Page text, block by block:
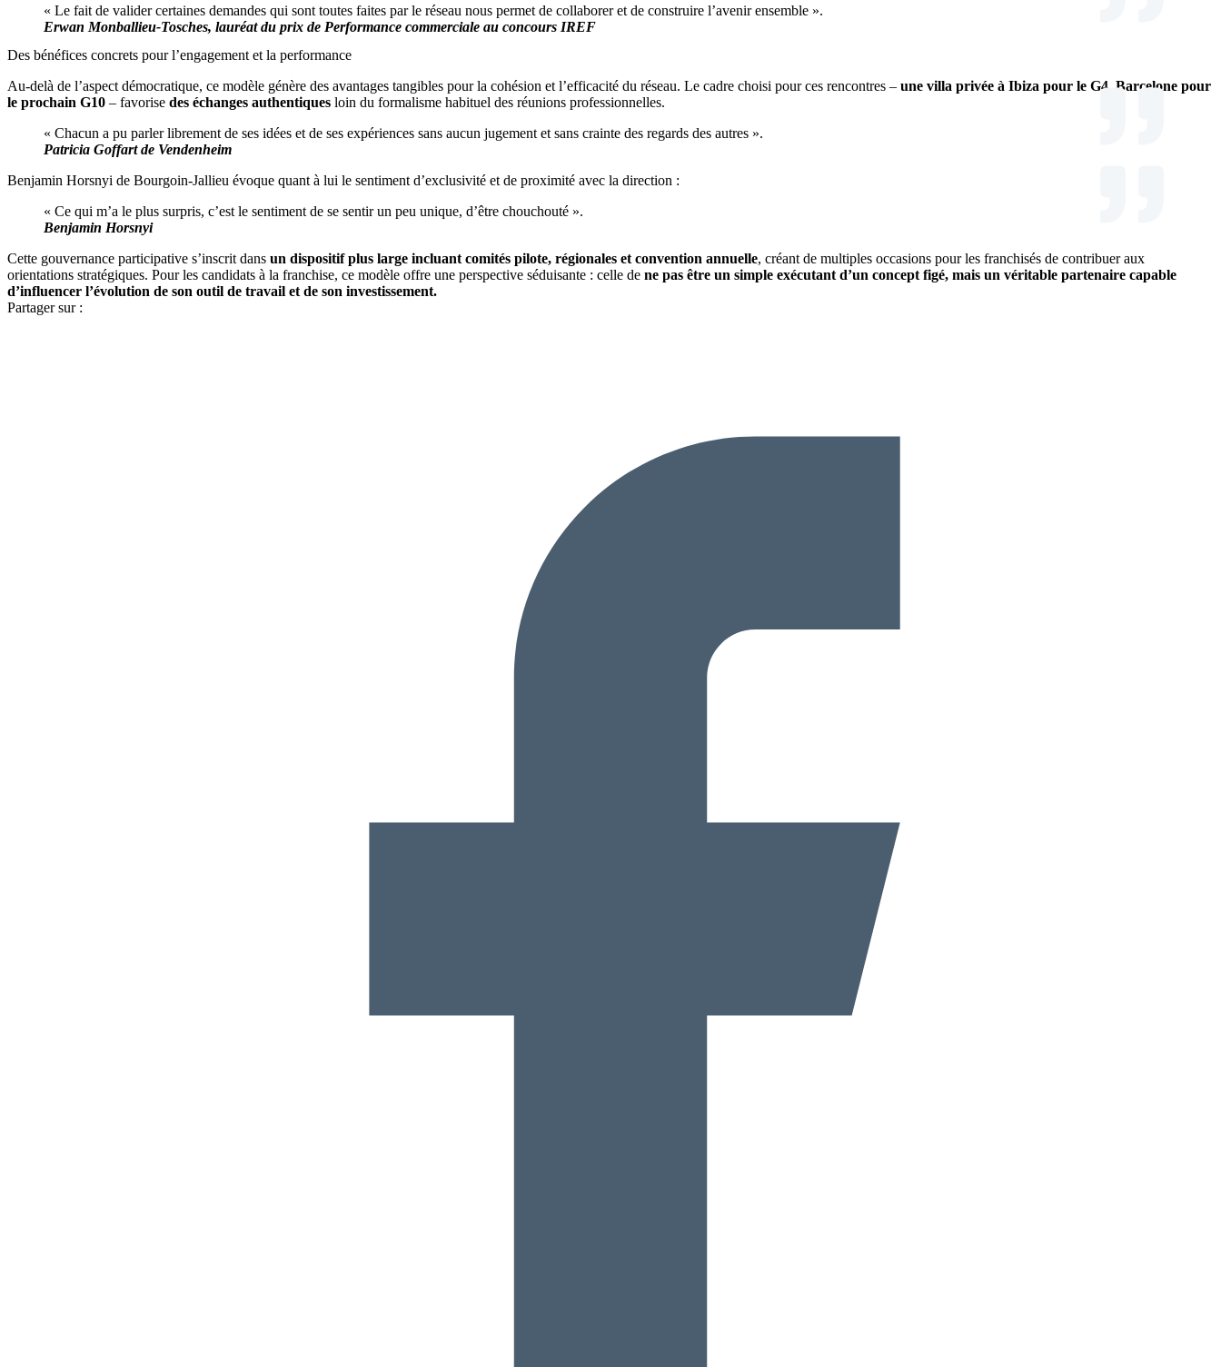
« Le fait de valider certaines demandes qui sont toutes faites par le réseau nous permet de collaborer et de construire l’avenir ensemble ».
Erwan Monballieu-Tosches, lauréat du prix de Performance commerciale au concours IREF
Des bénéfices concrets pour l’engagement et la performance
Au-delà de l’aspect démocratique, ce modèle génère des avantages tangibles pour la cohésion et l’efficacité du réseau. Le cadre choisi pour ces rencontres – une villa privée à Ibiza pour le G4, Barcelone pour
le prochain G10 – favorise des échanges authentiques loin du formalisme habituel des réunions professionnelles.
« Chacun a pu parler librement de ses idées et de ses expériences sans aucun jugement et sans crainte des regards des autres ».
Patricia Goffart de Vendenheim
Benjamin Horsnyi de Bourgoin-Jallieu évoque quant à lui le sentiment d’exclusivité et de proximité avec la direction :
« Ce qui m’a le plus surpris, c’est le sentiment de se sentir un peu unique, d’être chouchouté ».
Benjamin Horsnyi
Cette gouvernance participative s’inscrit dans un dispositif plus large incluant comités pilote, régionales et convention annuelle, créant de multiples occasions pour les franchisés de contribuer aux
orientations stratégiques. Pour les candidats à la franchise, ce modèle offre une perspective séduisante : celle de ne pas être un simple exécutant d’un concept figé, mais un véritable partenaire capable
d’influencer l’évolution de son outil de travail et de son investissement.
Partager sur :